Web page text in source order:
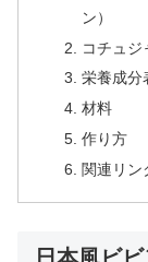
ン）
コチュジ
栄養成分
材料
作り方
関連リン